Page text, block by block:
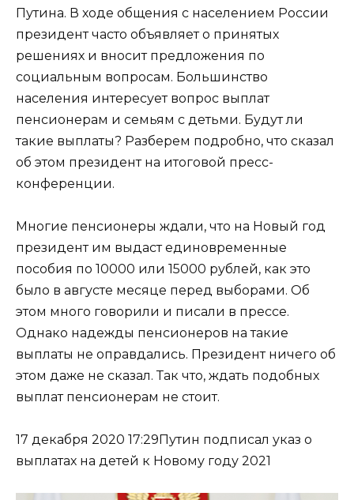
Путина. В ходе общения с населением России
президент часто объявляет о принятых
решениях и вносит предложения по
социальным вопросам. Большинство
населения интересует вопрос выплат
пенсионерам и семьям с детьми. Будут ли
такие выплаты? Разберем подробно, что сказал
об этом президент на итоговой пресс-
конференции.
Многие пенсионеры ждали, что на Новый год
президент им выдаст единовременные
пособия по 10000 или 15000 рублей, как это
было в августе месяце перед выборами. Об
этом много говорили и писали в прессе.
Однако надежды пенсионеров на такие
выплаты не оправдались. Президент ничего об
этом даже не сказал. Так что, ждать подобных
выплат пенсионерам не стоит.
17 декабря 2020 17:29Путин подписал указ о
выплатах на детей к Новому году 2021